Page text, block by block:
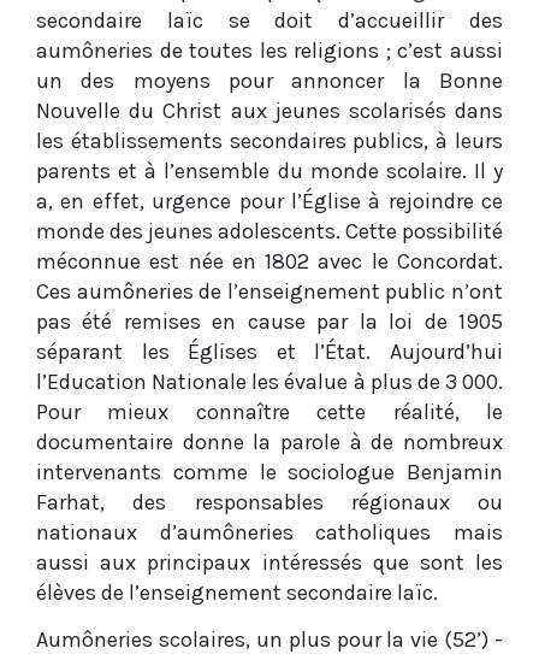
secondaire laïc se doit d’accueillir des
aumôneries de toutes les religions ; c’est aussi
un des moyens pour annoncer la Bonne
Nouvelle du Christ aux jeunes scolarisés dans
les établissements secondaires publics, à leurs
parents et à l’ensemble du monde scolaire. Il y
a, en effet, urgence pour l’Église à rejoindre ce
monde des jeunes adolescents. Cette possibilité
méconnue est née en 1802 avec le Concordat.
Ces aumôneries de l’enseignement public n’ont
pas été remises en cause par la loi de 1905
séparant les Églises et l’État. Aujourd’hui
l’Education Nationale les évalue à plus de 3 000.
Pour mieux connaître cette réalité, le
documentaire donne la parole à de nombreux
intervenants comme le sociologue Benjamin
Farhat, des responsables régionaux ou
nationaux d’aumôneries catholiques mais
aussi aux principaux intéressés que sont les
élèves de l’enseignement secondaire laïc.
Aumôneries scolaires, un plus pour la vie (52’) -